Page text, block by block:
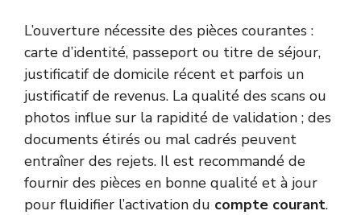
L’ouverture nécessite des pièces courantes :
carte d’identité, passeport ou titre de séjour,
justificatif de domicile récent et parfois un
justificatif de revenus. La qualité des scans ou
photos influe sur la rapidité de validation ; des
documents étirés ou mal cadrés peuvent
entraîner des rejets. Il est recommandé de
fournir des pièces en bonne qualité et à jour
pour fluidifier l’activation du compte courant.